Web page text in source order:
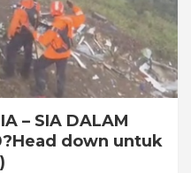
– SIA DALAM
down untuk